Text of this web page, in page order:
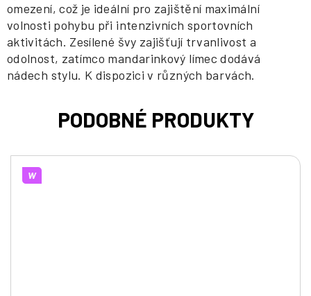
omezení, což je ideální pro zajištění maximální
volnosti pohybu při intenzivních sportovních
aktivitách. Zesílené švy zajišťují trvanlivost a
odolnost, zatímco mandarinkový límec dodává
nádech stylu. K dispozici v různých barvách.
W